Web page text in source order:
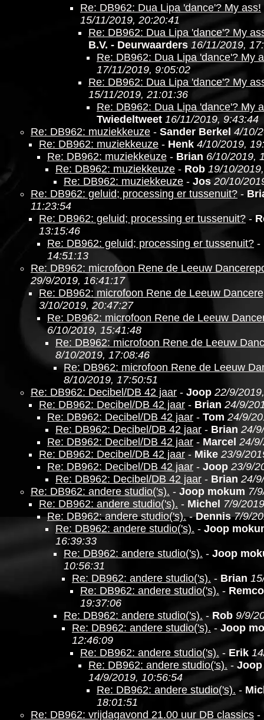
Re: DB962: Dua Lipa 'dance'? My ass!
15/11/2019, 20:20:41
Re: DB962: Dua Lipa 'dance'? My
B.V. - Deurwaarders 16/11/2019,
Re: DB962: Dua Lipa 'dance'? My
17/11/2019, 9:05:02
Re: DB962: Dua Lipa 'dance'? My
15/11/2019, 21:01:36
Re: DB962: Dua Lipa 'dance'? My
Twiedeltweet 16/11/2019, 9:43:44
Re: DB962: muziekkeuze - Sander Berkel 4/10/
Re: DB962: muziekkeuze - Henk 4/10/2019,
Re: DB962: muziekkeuze - Brian 6/10/2019,
Re: DB962: muziekkeuze - Rob 19/10/
Re: DB962: muziekkeuze - Jos 20/10/
Re: DB962: geluid; processing er tussenuit? -
11:23:54
Re: DB962: geluid; processing er tussenuit? -
13:15:46
Re: DB962: geluid; processing er tussenuit? -
14:51:13
Re: DB962: microfoon Rene de Leeuw
29/9/2019, 16:41:17
Re: DB962: microfoon Rene de Leeuw
3/10/2019, 20:47:27
Re: DB962: microfoon Rene de Leeuw
6/10/2019, 15:41:48
Re: DB962: microfoon Rene de Leeuw
8/10/2019, 17:08:46
Re: DB962: microfoon Rene de Leeuw
8/10/2019, 17:50:51
Re: DB962: Decibel/DB 42 jaar - Joop 22/9/
Re: DB962: Decibel/DB 42 jaar - Brian 24/9/
Re: DB962: Decibel/DB 42 jaar - Tom 24/9/
Re: DB962: Decibel/DB 42 jaar - Brian 24/
Re: DB962: Decibel/DB 42 jaar - Marcel 24/
Re: DB962: Decibel/DB 42 jaar - Mike 23/9/
Re: DB962: Decibel/DB 42 jaar - Joop 23/9/
Re: DB962: Decibel/DB 42 jaar - Brian 24/
Re: DB962: andere studio('s). - Joop mokum 7/
Re: DB962: andere studio('s). - Michel 7/9/
Re: DB962: andere studio('s).-Dennis 7/9/
Re: DB962: andere studio('s). - Joop
16:39:33
Re: DB962: andere studio('s). - Joop
10:56:31
Re: DB962: andere studio('s). - Brian
Re: DB962: andere studio('s). - Remco
19:37:06
Re: DB962: andere studio('s). - Rob 9/9/
Re: DB962: andere studio('s). - Joop
12:46:09
Re: DB962: andere studio('s). - Erik
Re: DB962: andere studio('s). -
14/9/2019, 10:56:54
Re: DB962: andere studio('s). -
18:01:51
Re: DB962: vrijdagavond 21.00 uur DB classics -